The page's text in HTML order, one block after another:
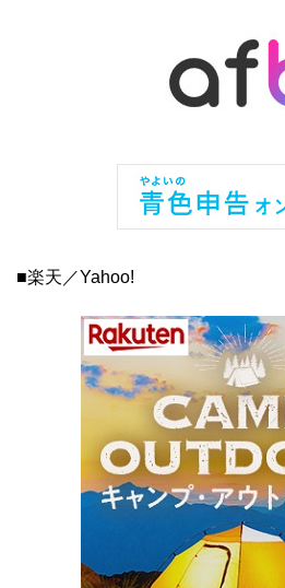
■楽天／Yahoo!